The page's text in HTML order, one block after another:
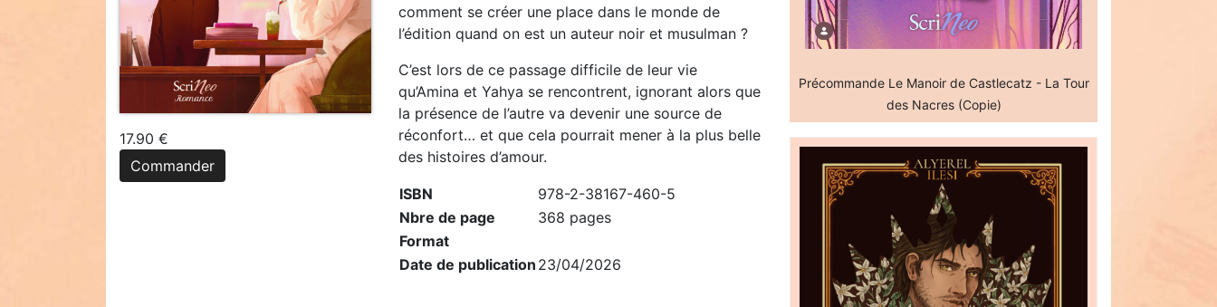
17.90 €
Commander
comment se créer une place dans le monde de
l’édition quand on est un auteur noir et musulman ?
C’est lors de ce passage difficile de leur vie
qu’Amina et Yahya se rencontrent, ignorant alors que
la présence de l’autre va devenir une source de
réconfort… et que cela pourrait mener à la plus belle
des histoires d’amour.
ISBN
978-2-38167-460-5
Nbre de page
368 pages
Format
Date de publication 23/04/2026
Précommande Le Manoir de Castlecatz - La Tour
des Nacres (Copie)